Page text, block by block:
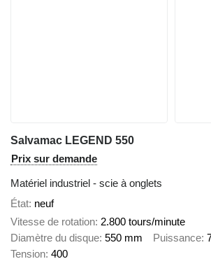
Salvamac LEGEND 550
Prix sur demande
Matériel industriel - scie à onglets
État neuf
Vitesse de rotation 2.800 tours/minute
Diamètre du disque 550 mm Puissance
Tension 400